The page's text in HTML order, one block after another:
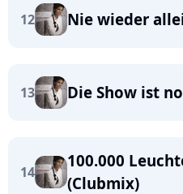
12 Nie wieder
13 Die Show ist
14
100.000
(Clubmix)